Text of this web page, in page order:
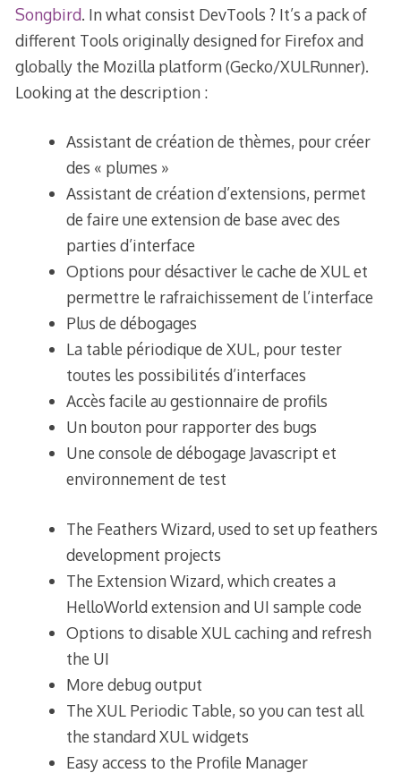
Songbird. In what consist DevTools ? It’s a pack of
different Tools originally designed for Firefox and
globally the Mozilla platform (Gecko/XULRunner).
Looking at the description :
Assistant de création de thèmes, pour créer
des « plumes »
Assistant de création d’extensions, permet
de faire une extension de base avec des
parties d’interface
Options pour désactiver le cache de XUL et
permettre le rafraichissement de l’interface
Plus de débogages
La table périodique de XUL, pour tester
toutes les possibilités d’interfaces
Accès facile au gestionnaire de profils
Un bouton pour rapporter des bugs
Une console de débogage Javascript et
environnement de test
The Feathers Wizard, used to set up feathers
development projects
The Extension Wizard, which creates a
HelloWorld extension and UI sample code
Options to disable XUL caching and refresh
the UI
More debug output
The XUL Periodic Table, so you can test all
the standard XUL widgets
Easy access to the Profile Manager